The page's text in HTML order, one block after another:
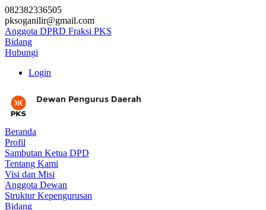
082382336505
pksoganilir@gmail.com
Anggota DPRD Fraksi PKS
Bidang
Hubungi
Login
Beranda
Profil
Sambutan Ketua DPD
Tentang Kami
Visi dan Misi
Anggota Dewan
Struktur Kepengurusan
Bidang